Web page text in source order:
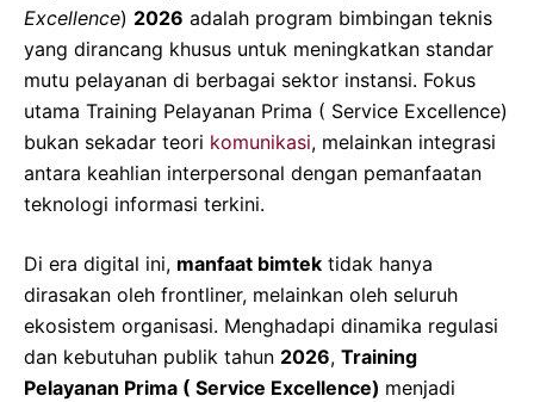
Excellence) 2026 adalah program bimbingan teknis
yang dirancang khusus untuk meningkatkan standar
mutu pelayanan di berbagai sektor instansi. Fokus
utama Training Pelayanan Prima ( Service Excellence)
bukan sekadar teori komunikasi, melainkan integrasi
antara keahlian interpersonal dengan pemanfaatan
teknologi informasi terkini.
Di era digital ini, manfaat bimtek tidak hanya
dirasakan oleh frontliner, melainkan oleh seluruh
ekosistem organisasi. Menghadapi dinamika regulasi
dan kebutuhan publik tahun 2026, Training
Pelayanan Prima ( Service Excellence) menjadi